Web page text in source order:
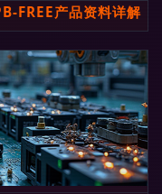
FREE产品资料详解